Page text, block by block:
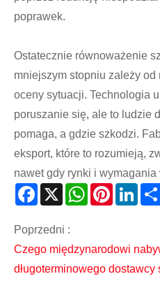
poprawek.
Ostatecznie równoważenie
mniejszym stopniu zależy od
oceny sytuacji. Technologia
poruszanie się, ale to ludzie
pomaga, a gdzie szkodzi.
eksport, które to rozumieją,
nawet gdy rynki i
Facebook
X WhatsAppPinterest
Poprzedni :
Czego międzynarodowi
długoterminowego dostawcy